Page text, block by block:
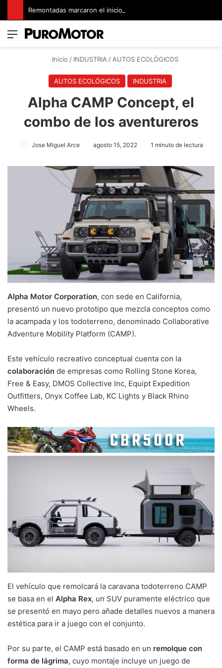
Menú
Inicio / INDUSTRIA/AUTOS ECOLÓGICOS
AUTOS ECOLÓGICOS INDUSTRIA
Alpha CAMP Concept, el
combo de los aventureros
Jose Miguel Arce agosto 15, 2022 1 minuto de lectura
Alpha Motor Corporation, con sede en California,
presentó un nuevo prototipo que mezcla conceptos como
la acampada y los todoterreno, denominado Collaborative
Adventure Mobility Platform (CAMP).
Este vehículo recreativo conceptual cuenta con la
colaboración de empresas como Rolling Stone Korea,
Free & Easy, DMOS Collective Inc, Equipt Expedition
Outfitters, Onyx Coffee Lab, KC Lights y Black Rhino
Wheels.
El vehículo que remolcará la caravana todoterreno CAMP
se basa en el Alpha Rex, un SUV puramente eléctrico que
se presentó en mayo pero añade detalles nuevos a manera
estética para ir a juego con el conjunto.
Por su parte, el CAMP está basado en un remolque con
forma de lágrima, cuyo montaje incluye un juego de